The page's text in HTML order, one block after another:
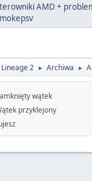
AMD +
2 ► Archiwa ►
wątek
przyklejony